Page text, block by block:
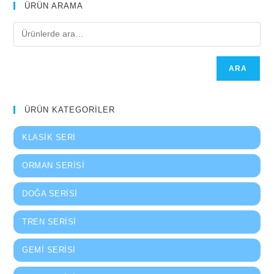
ÜRÜN ARAMA
ARA
ÜRÜN KATEGORİLER
KLASIK SERI
ORMAN SERISI
DOĞA SERISI
TREN SERISI
GEMI SERISI